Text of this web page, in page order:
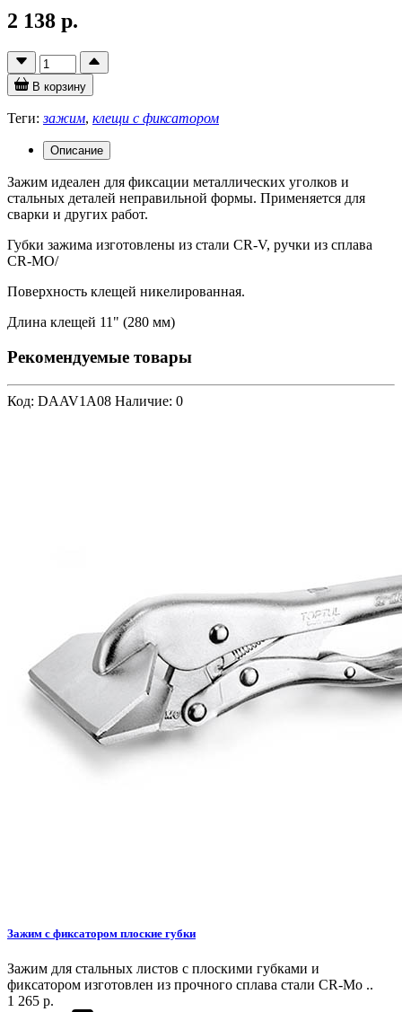
2 138 р.
В корзину
Теги:зажим, клещи с фиксатором
Описание
Зажим идеален для фиксации металлических уголков и
стальных деталей неправильной формы. Применяется для
сварки и других работ.
Губки зажима изготовлены из стали CR-V, ручки из сплава
CR-MO/
Поверхность клещей никелированная.
Длина клещей 11" (280 мм)
Рекомендуемые товары
Код: DAAV1A08 Наличие: 0
Зажим с фиксатором плоские губки
Зажим для стальных листов с плоскими губками и
фиксатором изготовлен из прочного сплава стали CR-Mo ..
1 265 р.